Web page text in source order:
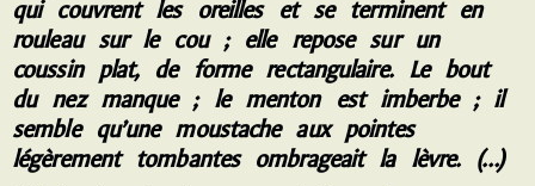
qui couvrent les oreilles et se terminent en
rouleau sur le cou ; elle repose sur un
coussin plat, de forme rectangulaire. Le bout
du nez manque ; le menton est imberbe ; il
semble qu’une moustache aux pointes
légèrement tombantes ombrageait la lèvre. (…)